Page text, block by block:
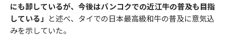
にも卸しているが、今後はバンコクでの近江牛の普及も目指
している」 と述べ、タイでの日本最高級和牛の普及に意気込
みを示していた。